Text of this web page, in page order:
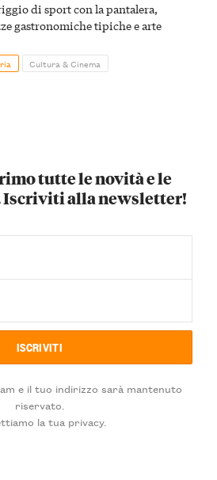
di sport con la pantalera,
gastronomiche tipiche e arte
Cultura & Cinema
tutte le novità e le
Iscriviti alla newsletter!
e il tuo indirizzo sarà mantenuto
riservato.
la tua privacy.